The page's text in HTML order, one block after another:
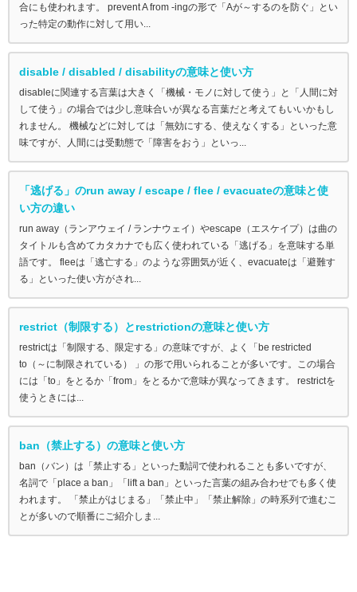
合にも使われます。 prevent A from -ingの形で「Aが～するのを防ぐ」とい
った特定の動作に対して用い...
disable / disabled / disabilityの意味と使い方
disableに関連する言葉は大きく「機械・モノに対して使う」と「人間に対
して使う」の場合では少し意味合いが異なる言葉だと考えてもいいかもし
れません。 機械などに対しては「無効にする、使えなくする」といった意
味ですが、人間には受動態で「障害をおう」といっ...
「逃げる」のrun away / escape / flee / evacuateの意味と使
い方の違い
run away（ランアウェイ / ランナウェイ）やescape（エスケイプ）は曲の
タイトルも含めてカタカナでも広く使われている「逃げる」を意味する単
語です。 fleeは「逃亡する」のような雰囲気が近く、evacuateは「避難す
る」といった使い方がされ...
restrict（制限する）とrestrictionの意味と使い方
restrictは「制限する、限定する」の意味ですが、よく「be restricted
to（～に制限されている） 」の形で用いられることが多いです。この場合
には「to」をとるか「from」をとるかで意味が異なってきます。 restrictを
使うときには...
ban（禁止する）の意味と使い方
ban（バン）は「禁止する」といった動詞で使われることも多いですが、
名詞で「place a ban」「lift a ban」といった言葉の組み合わせでも多く使
われます。 「禁止がはじまる」「禁止中」「禁止解除」の時系列で進むこ
とが多いので順番にご紹介しま...